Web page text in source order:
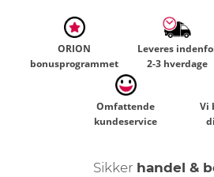
ORION
bonusprogrammet
Leveres
2-3 hverdage
Omfattende
kundeservice
Vi
Sikker handel &